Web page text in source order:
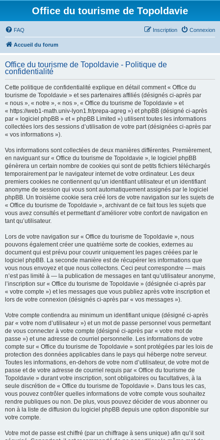
Office du tourisme de Topoldavie
FAQ Connexion
Inscription
Accueil du forum
Office du tourisme de Topoldavie - Politique de
confidentialité
Cette politique de confidentialité explique en détail comment « Office du
tourisme de Topoldavie » et ses partenaires affiliés (désignés ci-après par
« nous », « notre », « nos », « Office du tourisme de Topoldavie » et
« https://web1-math.univ-lyon1.fr/prepa-agreg ») et phpBB (désigné ci-après
par « logiciel phpBB » et « phpBB Limited ») utilisent toutes les informations
collectées lors des sessions d’utilisation de votre part (désignées ci-après par
« vos informations »).
Vos informations sont collectées de deux manières différentes. Premièrement,
en naviguant sur « Office du tourisme de Topoldavie », le logiciel phpBB
génèrera un certain nombre de cookies qui sont de petits fichiers téléchargés
temporairement par le navigateur internet de votre ordinateur. Les deux
premiers cookies ne contiennent qu’un identifiant utilisateur et un identifiant
anonyme de session qui vous sont automatiquement assignés par le logiciel
phpBB. Un troisième cookie sera créé lors de votre navigation sur les sujets de
« Office du tourisme de Topoldavie », archivant de ce fait tous les sujets que
vous avez consultés et permettant d’améliorer votre confort de navigation en
tant qu’utilisateur.
Lors de votre navigation sur « Office du tourisme de Topoldavie », nous
pouvons également créer une quatrième sorte de cookies, externes au
document qui est prévu pour couvrir uniquement les pages créées par le
logiciel phpBB. La seconde manière est de récupérer les informations que
vous nous envoyez et que nous collectons. Ceci peut correspondre — mais
n’est pas limité à — la publication de messages en tant qu’utilisateur anonyme,
l’inscription sur « Office du tourisme de Topoldavie » (désignée ci-après par
« votre compte ») et les messages que vous publiez après votre inscription et
lors de votre connexion (désignés ci-après par « vos messages »).
Votre compte contiendra au minimum un identifiant unique (désigné ci-après
par « votre nom d’utilisateur ») et un mot de passe personnel vous permettant
de vous connecter à votre compte (désigné ci-après par « votre mot de
passe ») et une adresse de courriel personnelle. Les informations de votre
compte sur « Office du tourisme de Topoldavie » sont protégées par les lois de
protection des données applicables dans le pays qui héberge notre serveur.
Toutes les informations, en-dehors de votre nom d’utilisateur, de votre mot de
passe et de votre adresse de courriel requis par « Office du tourisme de
Topoldavie » durant votre inscription, sont obligatoires ou facultatives, à la
seule discrétion de « Office du tourisme de Topoldavie ». Dans tous les cas,
vous pouvez contrôler quelles informations de votre compte vous souhaitez
rendre publiques ou non. De plus, vous pouvez décider de vous abonner ou
non à la liste de diffusion du logiciel phpBB depuis une option disponible sur
votre compte.
Votre mot de passe est chiffré (par un chiffrage à sens unique) afin qu’il soit